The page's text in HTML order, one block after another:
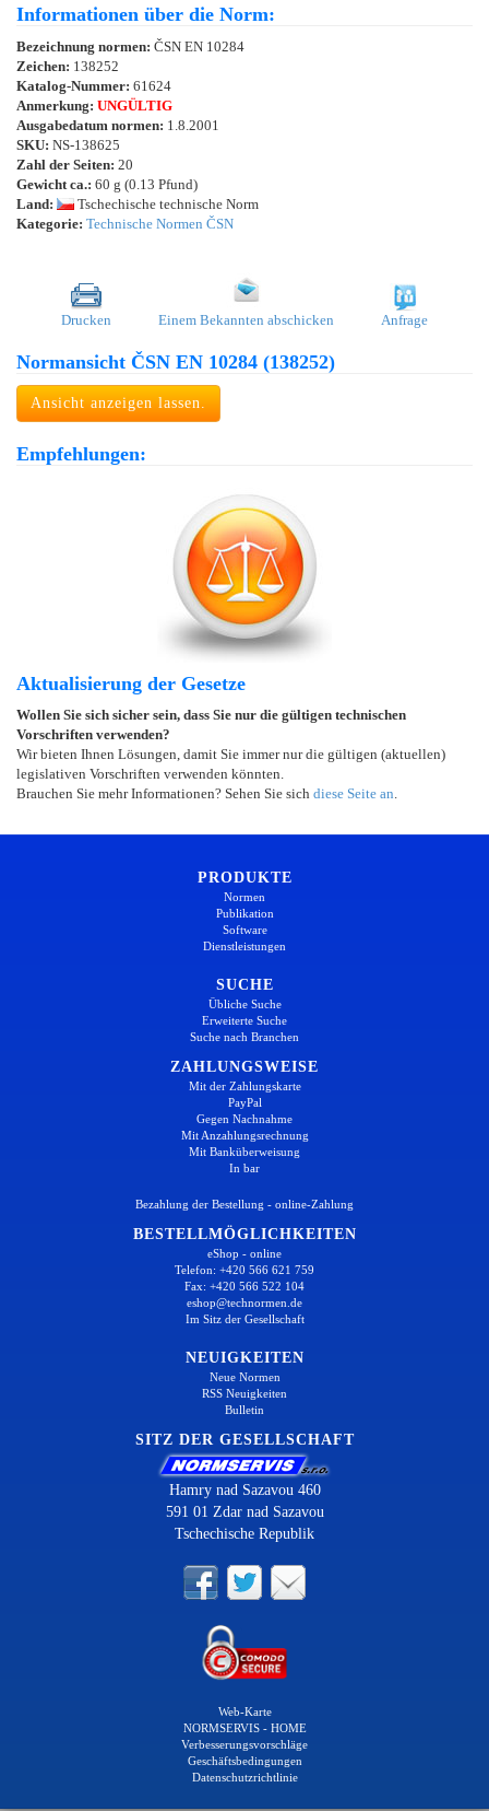
Informationen über die Norm:
Bezeichnung normen: ČSN EN 10284
Zeichen: 138252
Katalog-Nummer: 61624
Anmerkung: UNGÜLTIG
Ausgabedatum normen: 1.8.2001
SKU: NS-138625
Zahl der Seiten: 20
Gewicht ca.: 60 g (0.13 Pfund)
Land:
Tschechische technische Norm
Kategorie: Technische Normen ČSN
Drucken Einem Bekannten abschicken Anfrage
Normansicht ČSN EN 10284 (138252)
Ansicht anzeigen lassen.
Empfehlungen:
Aktualisierung der Gesetze
Wollen Sie sich sicher sein, dass Sie nur die gültigen technischen
Vorschriften verwenden?
Wir bieten Ihnen Lösungen, damit Sie immer nur die gültigen (aktuellen)
legislativen Vorschriften verwenden könnten.
Brauchen Sie mehr Informationen? Sehen Sie sich diese Seite an
PRODUKTE
Normen
Publikation
Software
Dienstleistungen
SUCHE
Übliche Suche
Erweiterte Suche
Suche nach Branchen
ZAHLUNGSWEISE
Mit der Zahlungskarte
PayPal
Gegen Nachnahme
Mit Anzahlungsrechnung
Mit Banküberweisung
In bar
Bezahlung der Bestellung - online-Zahlung
BESTELLMÖGLICHKEITEN
eShop - online
Telefon: +420 566 621 759
Fax: +420 566 522 104
eshop@technormen.de
Im Sitz der Gesellschaft
NEUIGKEITEN
Neue Normen
RSS Neuigkeiten
Bulletin
SITZ DER GESELLSCHAFT
Hamry nad Sazavou 460
591 01 Zdar nad Sazavou
Tschechische Republik
Web-Karte
NORMSERVIS - HOME
Verbesserungsvorschläge
Geschäftsbedingungen
Datenschutzrichtlinie